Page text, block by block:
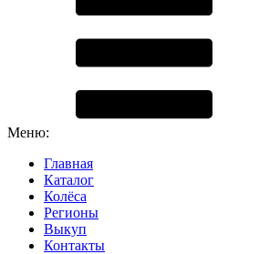
Меню:
Главная
Каталог
Колёса
Регионы
Выкуп
Контакты